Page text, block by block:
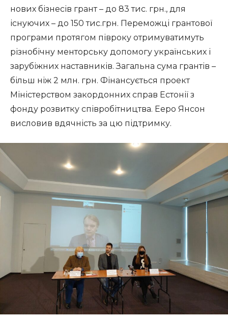
нових бізнесів грант – до 83 тис. грн., для
існуючих – до 150 тис.грн. Переможці грантової
програми протягом півроку отримуватимуть
різнобічну менторську допомогу українських і
зарубіжних наставників. Загальна сума грантів –
більш ніж 2 млн. грн. Фінансується проект
Міністерством закордонних справ Естонії з
фонду розвитку співробітництва. Ееро Янсон
висловив вдячність за цю підтримку.